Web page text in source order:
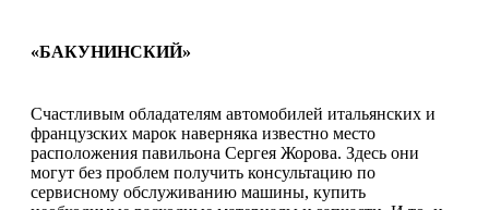
«БАКУНИНСКИЙ»
Счастливым обладателям автомобилей итальянских и
французских марок наверняка известно место
расположения павильона Сергея Жорова. Здесь они
могут без проблем получить консультацию по
сервисному обслуживанию машины, купить